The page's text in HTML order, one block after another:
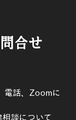
合せ
電話、Zoomに
談について